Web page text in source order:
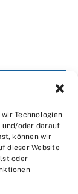
Technologien
und/oder darauf
können wir
dieser Website
oder